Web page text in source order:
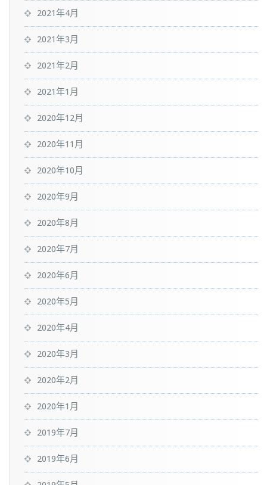
2021年4月
2021年3月
2021年2月
2021年1月
2020年12月
2020年11月
2020年10月
2020年9月
2020年8月
2020年7月
2020年6月
2020年5月
2020年4月
2020年3月
2020年2月
2020年1月
2019年7月
2019年6月